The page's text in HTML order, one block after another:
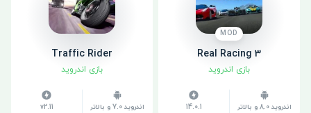
MOD
Real Racing 3
بازی اندروید
اندروید 8.0 و بالاتر 14.0.1
Traffic Rider
بازی اندروید
اندروید 7.0 و بالاتر v2.11